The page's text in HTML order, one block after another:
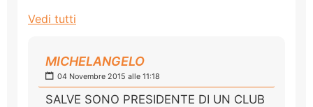
Vedi tutti
MICHELANGELO
04 Novembre 2015 alle 11:18
SALVE SONO PRESIDENTE DI UN CLUB